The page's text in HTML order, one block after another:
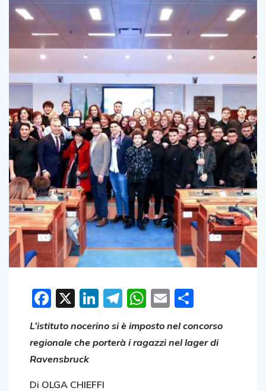
Facebook
X LinkedIn
Telegram
WhatsApp
Email
L’istituto nocerino si è imposto nel concorso
regionale che porterà i ragazzi nel lager di
Ravensbruck
Di OLGA CHIEFFI